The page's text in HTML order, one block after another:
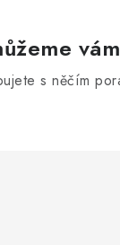
s něčím